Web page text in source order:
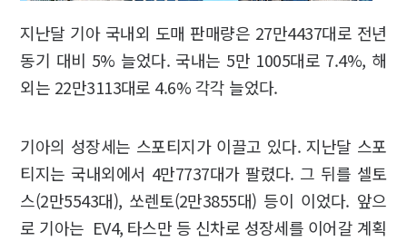
지난달 기아 국내외 도매 판매량은 27만4437대로 전년
동기 대비 5% 늘었다. 국내는 5만 1005대로 7.4%, 해
외는 22만3113대로 4.6% 각각 늘었다.
기아의 성장세는 스포티지가 이끌고 있다. 지난달 스포
티지는 국내외에서 4만7737대가 팔렸다. 그 뒤를 셀토
스(2만5543대), 쏘렌토(2만3855대) 등이 이었다. 앞으
로 기아는 EV4, 타스만 등 신차로 성장세를 이어갈 계획